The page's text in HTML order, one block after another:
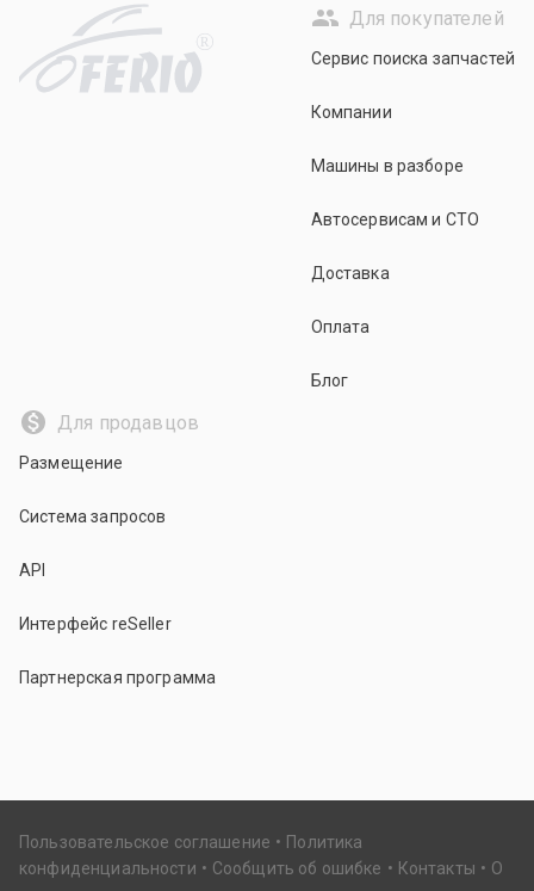
R
Для покупателей
Сервис поиска запчастей
Компании
Машины в разборе
Автосервисам и СТО
Доставка
Оплата
Блог
Для продавцов
Размещение
Система запросов
API
Интерфейс reSeller
Партнерская программа
Пользовательское соглашение
Политика
конфиденциальности
Сообщить об ошибке Контакты
О